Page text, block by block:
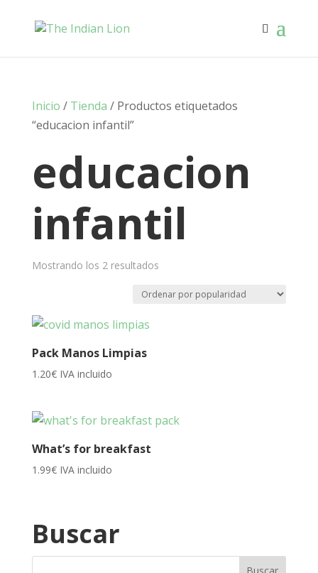
Inicio / Tienda / Productos etiquetados
“educacion infantil”
educacion
infantil
Mostrando los 2 resultadosOrdenado
popularidad
Pack Manos Limpias
1.20€ IVA incluido
What’s for breakfast
1.99€ IVA incluido
Buscar